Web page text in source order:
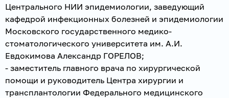
Центрального НИИ эпидемиологии, заведующий
кафедрой инфекционных болезней и эпидемиологии
Московского государственного медико-
стоматологического университета им. А.И.
Евдокимова Александр ГОРЕЛОВ;
- заместитель главного врача по хирургической
помощи и руководитель Центра хирургии и
трансплантологии Федерального медицинского